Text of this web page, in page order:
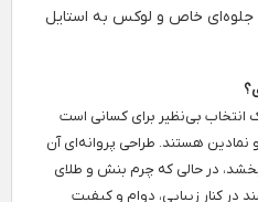
خاص و لوکس به استایل
انتخاب بی‌نظیر برای کسانی است
هستند. طراحی پروانه‌ای آن
در حالی که چرم بنش و طلای
در کنار زیبایی، دوام و کیفیت